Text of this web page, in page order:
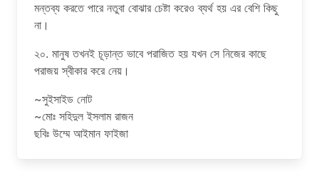
মন্তব্য করতে পারে নতুবা বোঝার চেষ্টা করেও ব্যর্থ হয় এর বেশি কিছু
না।
২০. মানুষ তখনই চূড়ান্ত ভাবে পরাজিত হয় যখন সে নিজের কাছে
পরাজয় স্বীকার করে নেয়।
~সুইসাইড নোট
~মোঃ সহিদুল ইসলাম রাজন
ছবিঃ উম্মে আইমান ফাইজা